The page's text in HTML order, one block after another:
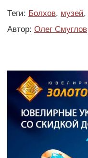
Теги: Болхов, музей,
Автор: Олег Смуглов